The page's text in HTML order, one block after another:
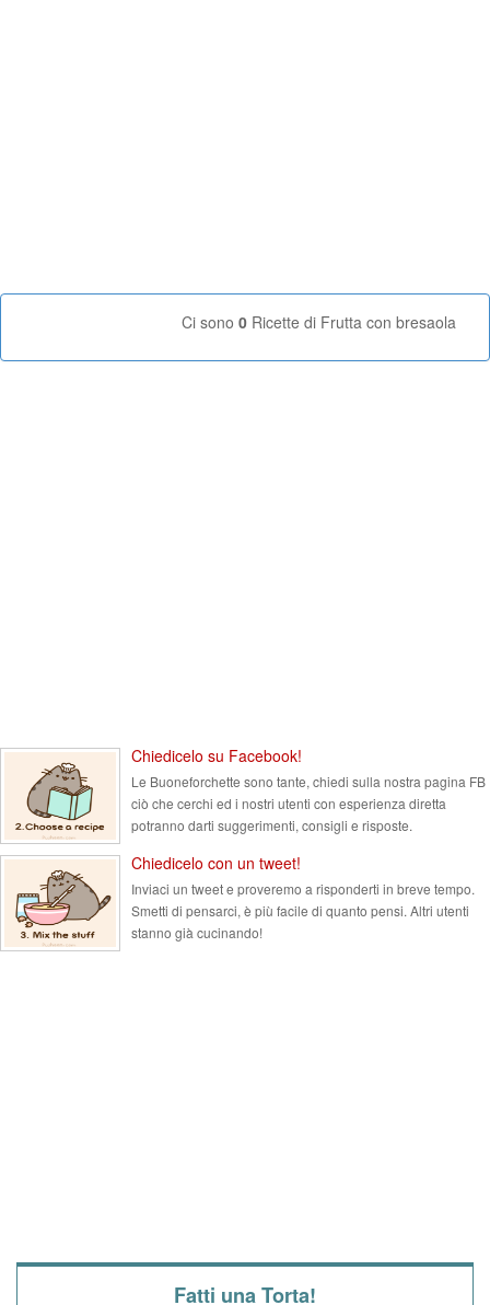
Ci sono 0 Ricette di Frutta con bresaola
Chiedicelo su Facebook!
Le Buoneforchette sono tante, chiedi sulla nostra pagina FB
ciò che cerchi ed i nostri utenti con esperienza diretta
potranno darti suggerimenti, consigli e risposte.
Chiedicelo con un tweet!
Inviaci un tweet e proveremo a risponderti in breve tempo.
Smetti di pensarci, è più facile di quanto pensi. Altri utenti
stanno già cucinando!
Fatti una Torta!